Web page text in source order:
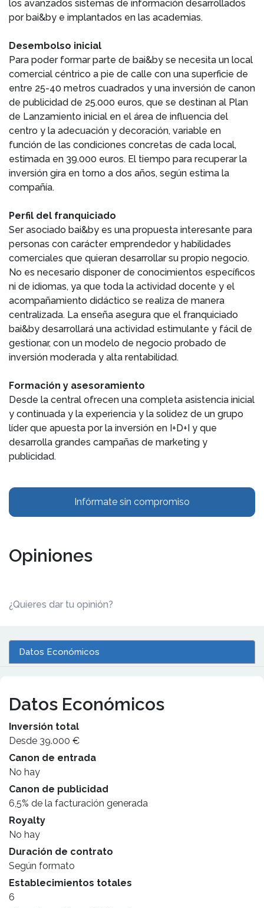
los avanzados sistemas de información desarrollados
por bai&by e implantados en las academias.
Desembolso inicial
Para poder formar parte de bai&by se necesita un local
comercial céntrico a pie de calle con una superficie de
entre 25-40 metros cuadrados y una inversión de canon
de publicidad de 25.000 euros, que se destinan al Plan
de Lanzamiento inicial en el área de influencia del
centro y la adecuación y decoración, variable en
función de las condiciones concretas de cada local,
estimada en 39.000 euros. El tiempo para recuperar la
inversión gira en torno a dos años, según estima la
compañía.
Perfil del franquiciado
Ser asociado bai&by es una propuesta interesante para
personas con carácter emprendedor y habilidades
comerciales que quieran desarrollar su propio negocio.
No es necesario disponer de conocimientos específicos
ni de idiomas, ya que toda la actividad docente y el
acompañamiento didáctico se realiza de manera
centralizada. La enseña asegura que el franquiciado
bai&by desarrollará una actividad estimulante y fácil de
gestionar, con un modelo de negocio probado de
inversión moderada y alta rentabilidad.
Formación y asesoramiento
Desde la central ofrecen una completa asistencia inicial
y continuada y la experiencia y la solidez de un grupo
líder que apuesta por la inversión en I+D+I y que
desarrolla grandes campañas de marketing y
publicidad.
Infórmate sin compromiso
Opiniones
¿Quieres dar tu opinión?
Datos Económicos
Datos Económicos
Inversión total
Desde 39.000 €
Canon de entrada
No hay
Canon de publicidad
6,5% de la facturación generada
Royalty
No hay
Duración de contrato
Según formato
Establecimientos totales
6